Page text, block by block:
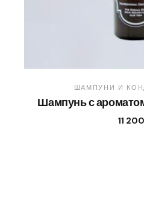
ШАМПУНИ И
Шампунь с
11